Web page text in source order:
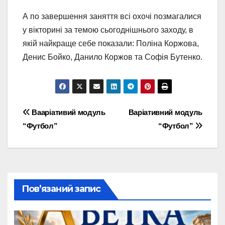
А по завершення заняття всі охочі позмагалися
у вікторині за темою сьогоднішнього заходу, в
якій найкраще себе показали: Поліна Коржова,
Денис Бойко, Данило Коржов та Софія Бутенко.
Навігація
записів
Варіативний модуль
“Футбол”
Вааріативий модуль
“Футбол”
Пов’язаний запис